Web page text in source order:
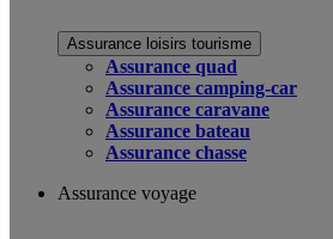
Assurance loisirs tourisme
Assurance quad
Assurance camping-car
Assurance caravane
Assurance bateau
Assurance chasse
Assurance voyage